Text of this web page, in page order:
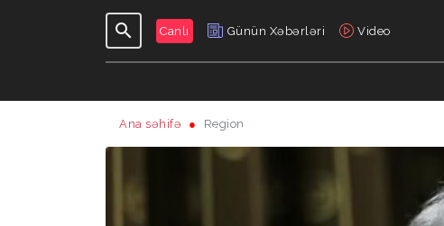
Canlı Günün Xəbərləri Video
GÜNDƏLIK
Ana səhifə Region